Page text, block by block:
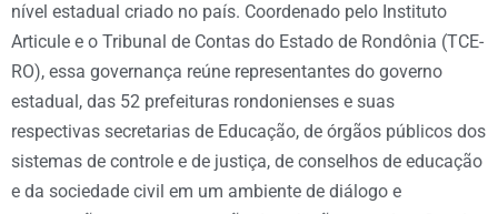
nível estadual criado no país. Coordenado pelo Instituto
Articule e o Tribunal de Contas do Estado de Rondônia (TCE-
RO), essa governança reúne representantes do governo
estadual, das 52 prefeituras rondonienses e suas
respectivas secretarias de Educação, de órgãos públicos dos
sistemas de controle e de justiça, de conselhos de educação
e da sociedade civil em um ambiente de diálogo e